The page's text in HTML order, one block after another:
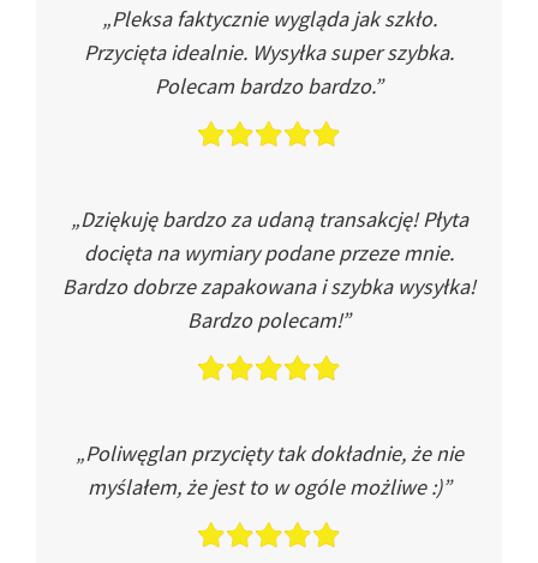
„Pleksa faktycznie wygląda jak szkło.
Przycięta idealnie. Wysyłka super szybka.
Polecam bardzo bardzo.”
„Dziękuję bardzo za udaną transakcję! Płyta
docięta na wymiary podane przeze mnie.
Bardzo dobrze zapakowana i szybka wysyłka!
Bardzo polecam!”
„Poliwęglan przycięty tak dokładnie, że nie
myślałem, że jest to w ogóle możliwe :)”